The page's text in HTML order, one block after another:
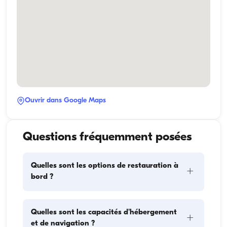
Ouvrir dans Google Maps
Questions fréquemment posées
Quelles sont les options de restauration à
bord ?
+
éléments principaux : l'approvisionnement et la
Quelles sont les capacités d'hébergement
et de navigation ?
+